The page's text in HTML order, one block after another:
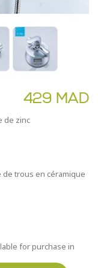
429 MAD
de zinc
trous en céramique
for purchase in